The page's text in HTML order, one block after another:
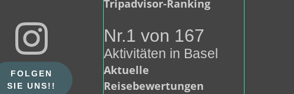
FOLGEN
SIE UNS!!
Tripadvisor-Ranking
Nr.1 von 167
Aktivitäten in Basel
Aktuelle
Reisebewertungen